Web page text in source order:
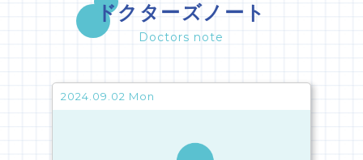
ドクターズノート
Doctors note
2024.09.02 Mon